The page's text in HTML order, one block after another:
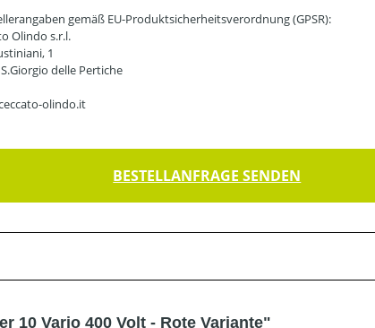
gemäß EU-Produktsicherheitsverordnung (GPSR):
Olindo s.r.l.
1
delle Pertiche
olindo.it
BESTELLANFRAGE SENDEN
10 Vario 400 Volt - Rote Variante"